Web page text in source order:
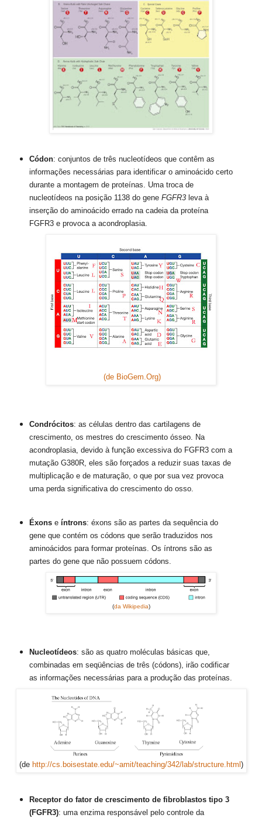
Códon: conjuntos de três nucleotídeos que contêm as
informações necessárias para identificar o aminoácido certo
durante a montagem de proteínas. Uma troca de
nucleotídeos na posição 1138 do gene FGFR3leva à
inserção do aminoácido errado na cadeia da proteína
FGFR3 e provoca a acondroplasia.
(de BioGem.Org)
Condrócitos: as células dentro das cartilagens de
crescimento, os mestres do crescimento ósseo.
Na
acondroplasia, devido à função excessiva do FGFR3 com a
mutação G380R, eles são forçados a reduzir suas taxas de
multiplicação e de maturação, o que por sua vez provoca
uma perda significativa do crescimento do osso.
Éxons e íntrons: éxons são as partes da sequência do
gene que contém os códons que serão traduzidos nos
aminoácidos para formar proteínas. Os íntrons são as
partes do gene que não possuem códons.
(da Wikipedia)
Nucleotídeos: são as quatro moléculas básicas que,
combinadas em seqüências de três (códons), irão codificar
as informações necessárias para a produção das proteínas.
(de http://cs.boisestate.edu/~amit/teaching/342/lab/structure.html )
Receptor do fator de crescimento de fibroblastos tipo 3
(FGFR3): uma enzima responsável pelo controle da